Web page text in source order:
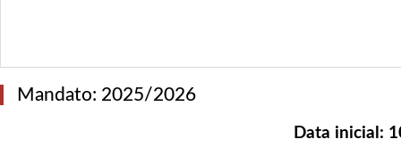
Mandato: 2025/2026
Data inicial: